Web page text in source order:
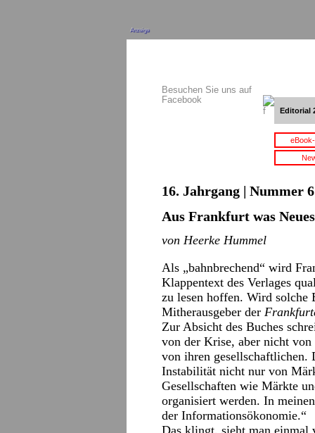
Anzeige
Besuchen Sie uns auf
Facebook
Editorial
16. Jahrgang | Nummer
Aus Frankfurt was
von Heerke Hummel
Als „bahnbrechend“ wird
Klappentext des Verlages
zu lesen hoffen. Wird solche
Mitherausgeber der
Zur Absicht des Buches
von der Krise, aber nicht von
von ihren
Instabilität nicht nur von
Gesellschaften wie Märkte
organisiert werden. In
der Informationsökonomie.“
Das klingt, sieht man einmal